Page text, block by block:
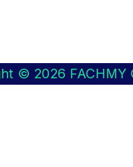
© 2026 FACHMY